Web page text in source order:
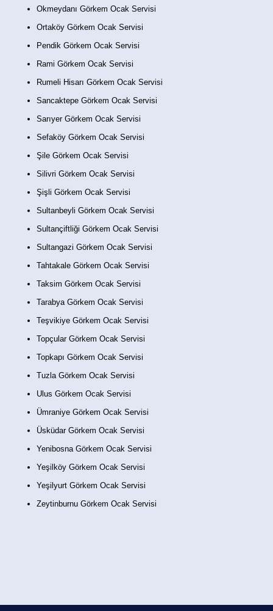
Okmeydanı Görkem Ocak Servisi
Ortaköy Görkem Ocak Servisi
Pendik Görkem Ocak Servisi
Rami Görkem Ocak Servisi
Rumeli Hisarı Görkem Ocak Servisi
Sancaktepe Görkem Ocak Servisi
Sarıyer Görkem Ocak Servisi
Sefaköy Görkem Ocak Servisi
Şile Görkem Ocak Servisi
Silivri Görkem Ocak Servisi
Şişli Görkem Ocak Servisi
Sultanbeyli Görkem Ocak Servisi
Sultançiftliği Görkem Ocak Servisi
Sultangazi Görkem Ocak Servisi
Tahtakale Görkem Ocak Servisi
Taksim Görkem Ocak Servisi
Tarabya Görkem Ocak Servisi
Teşvikiye Görkem Ocak Servisi
Topçular Görkem Ocak Servisi
Topkapı Görkem Ocak Servisi
Tuzla Görkem Ocak Servisi
Ulus Görkem Ocak Servisi
Ümraniye Görkem Ocak Servisi
Üsküdar Görkem Ocak Servisi
Yenibosna Görkem Ocak Servisi
Yeşilköy Görkem Ocak Servisi
Yeşilyurt Görkem Ocak Servisi
Zeytinburnu Görkem Ocak Servisi